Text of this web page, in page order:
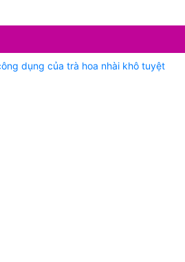
dụng của trà hoa nhài khô tuyệt